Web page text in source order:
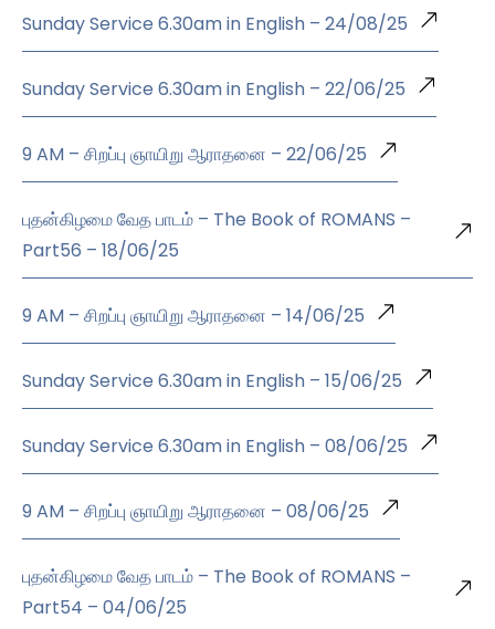
Sunday Service 6.30am in English – 24/08/25
Sunday Service 6.30am in English – 22/06/25
9 AM – சிறப்பு ஞாயிறு ஆராதனை – 22/06/25
புதன்கிழமை வேத பாடம் – The Book of ROMANS –
Part56 – 18/06/25
9 AM – சிறப்பு ஞாயிறு ஆராதனை – 14/06/25
Sunday Service 6.30am in English – 15/06/25
Sunday Service 6.30am in English – 08/06/25
9 AM – சிறப்பு ஞாயிறு ஆராதனை – 08/06/25
புதன்கிழமை வேத பாடம் – The Book of ROMANS –
Part54 – 04/06/25